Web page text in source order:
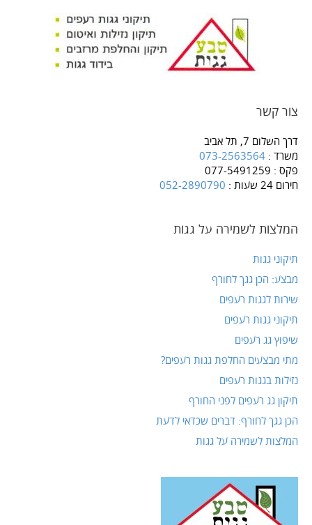
צור קשר
דרך השלום 7, תל אביב
משרד : 073-2563564
פקס : 077-5491259
חירום 24 שעות :
052-2890790
המלצות לשמירה על גגות
תיקוני גגות
מבצע: הכן גגך לחורף
שירות לגגות רעפים
תיקוני גגות רעפים
שיפוץ גג רעפים
מתי מבצעים החלפת גגות רעפים?
נזילות בגגות רעפים
תיקון גג רעפים לפני החורף
הכן גגך לחורף: דברים שכדאי לדעת
המלצות לשמירה על גגות